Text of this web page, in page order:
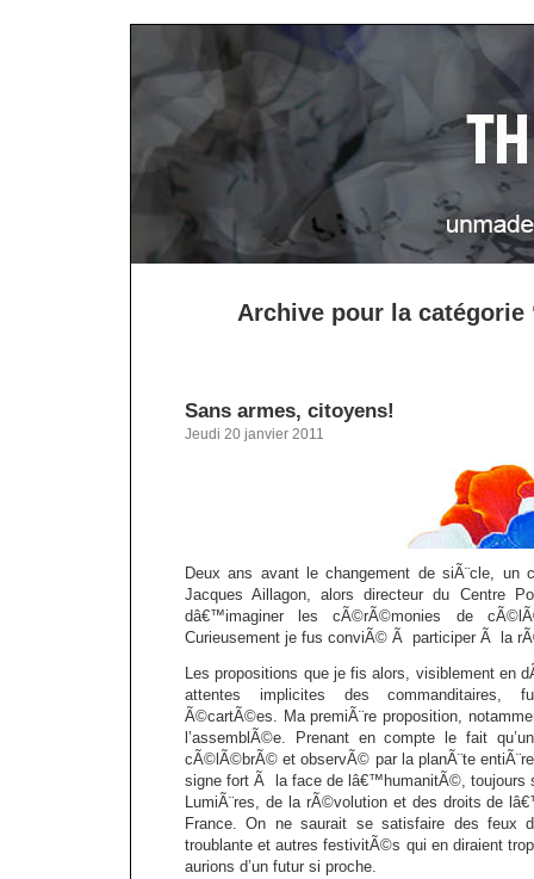
Archive pour la catégorie
Sans armes, citoyens!
Jeudi 20 janvier 2011
Deux ans avant le changement de siÃ¨cle, un
Jacques Aillagon, alors directeur du Centre
dâ€™imaginer les cÃ©rÃ©monies de
Curieusement je fus conviÃ© Ã participer Ã la
Les propositions que je fis alors, visiblement en
attentes implicites des commanditaires,
Ã©cartÃ©es. Ma premiÃ¨re proposition,
l’assemblÃ©e. Prenant en compte le fait
cÃ©lÃ©brÃ© et observÃ© par la planÃ¨te
signe fort Ã la face de lâ€™humanitÃ©,
LumiÃ¨res, de la rÃ©volution et des droits de
France. On ne saurait se satisfaire des feux
troublante et autres festivitÃ©s qui en diraient
aurions d’un futur si proche.